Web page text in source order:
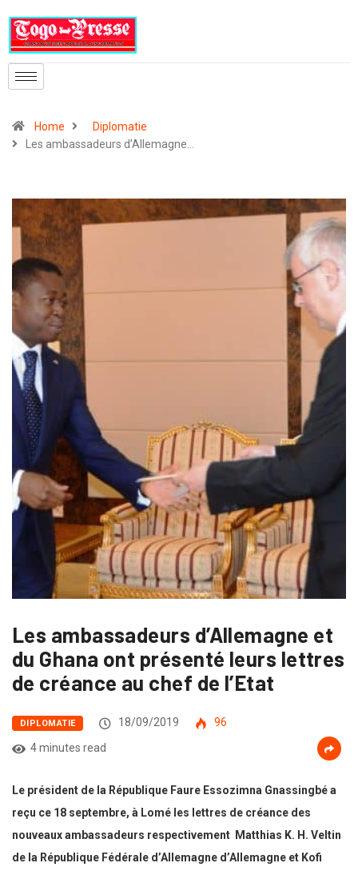
Home
Diplomatie
Les ambassadeurs d’Allemagne…
Les ambassadeurs d’Allemagne et
du Ghana ont présenté leurs lettres
de créance au chef de l’Etat
DIPLOMATIE 18/09/2019
96
4 minutes read
Le président de la République Faure Essozimna Gnassingbé a
reçu ce 18 septembre, à Lomé les lettres de créance des
nouveaux ambassadeurs respectivement Matthias K. H. Veltin
de la République Fédérale d’Allemagne d’Allemagne et Kofi